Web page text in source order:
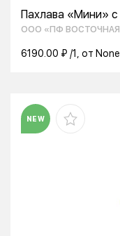
Пахлава «Мини» с
ООО «ПФ ВОСТОЧНАЯ
6190.00 ₽ /1, от None
NEW